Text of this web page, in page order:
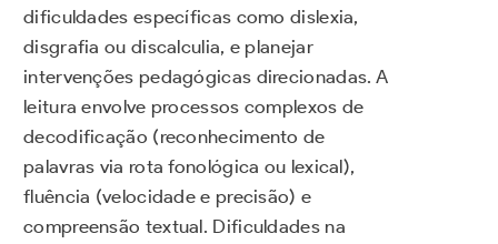
dificuldades específicas como dislexia,
disgrafia ou discalculia, e planejar
intervenções pedagógicas direcionadas. A
leitura envolve processos complexos de
decodificação (reconhecimento de
palavras via rota fonológica ou lexical),
fluência (velocidade e precisão) e
compreensão textual. Dificuldades na